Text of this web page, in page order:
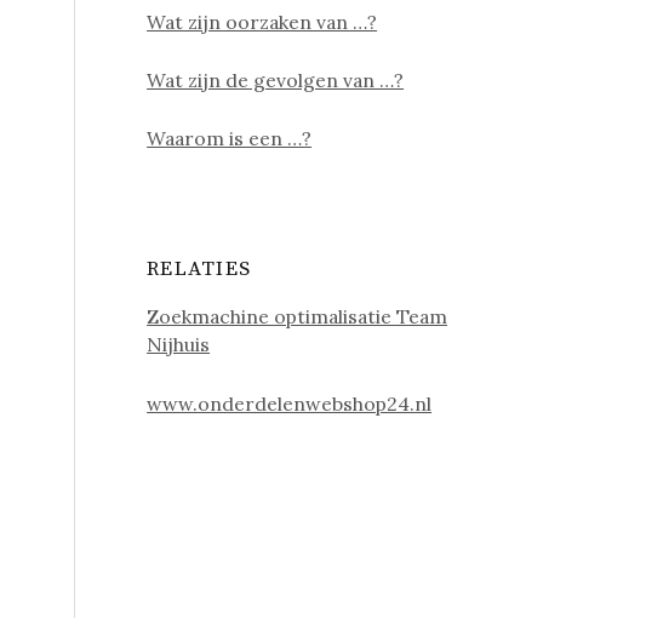
Wat zijn oorzaken van …?
Wat zijn de gevolgen van …?
Waarom is een …?
RELATIES
Zoekmachine optimalisatie Team
Nijhuis
www.onderdelenwebshop24.nl